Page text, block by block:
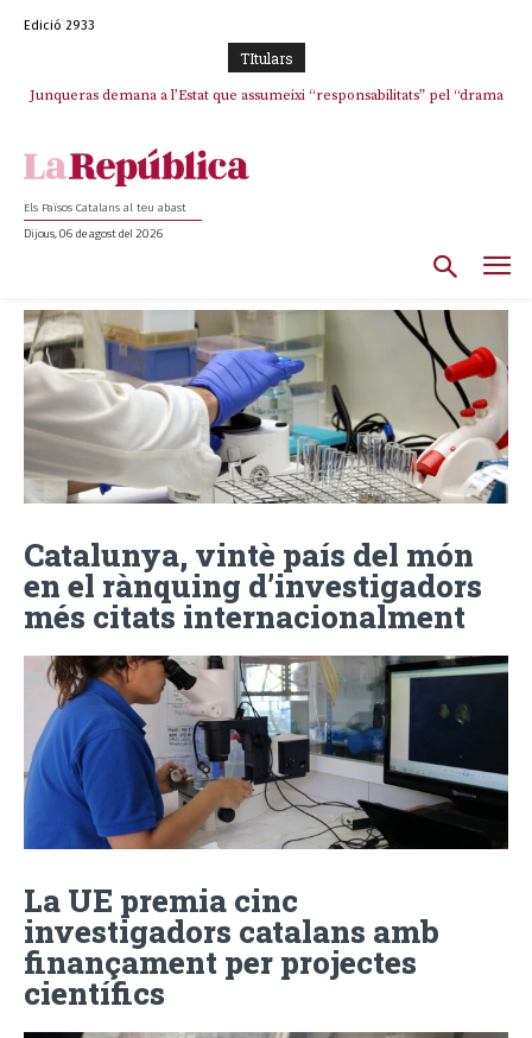
Edició 2933
TItulars
Junqueras demana a l’Estat que assumeixi “responsabilitats” pel “drama
Els Països Catalans al teu abast
Dijous, 06 de agost del 2026
Catalunya, vintè país del món
en el rànquing d’investigadors
més citats internacionalment
La UE premia cinc
investigadors catalans amb
finançament per projectes
científics